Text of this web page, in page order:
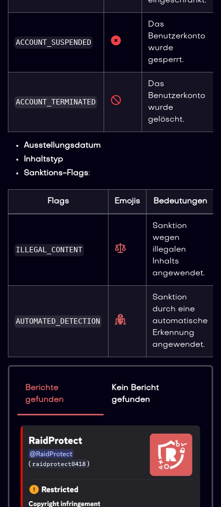
ACCOUNT_SUSPENDED
Das
Benutzerkonto
wurde
gesperrt.
ACCOUNT_TERMINATED
Das
Benutzerkonto
wurde
gelöscht.
Ausstellungsdatum
Inhaltstyp
Sanktions-Flags:
Flags Emojis Bedeutungen
ILLEGAL_CONTENT
Sanktion
wegen
illegalen
Inhalts
angewendet.
AUTOMATED_DETECTION
Sanktion
durch eine
automatische
Erkennung
angewendet.
Berichte
gefunden
Kein Bericht
gefunden